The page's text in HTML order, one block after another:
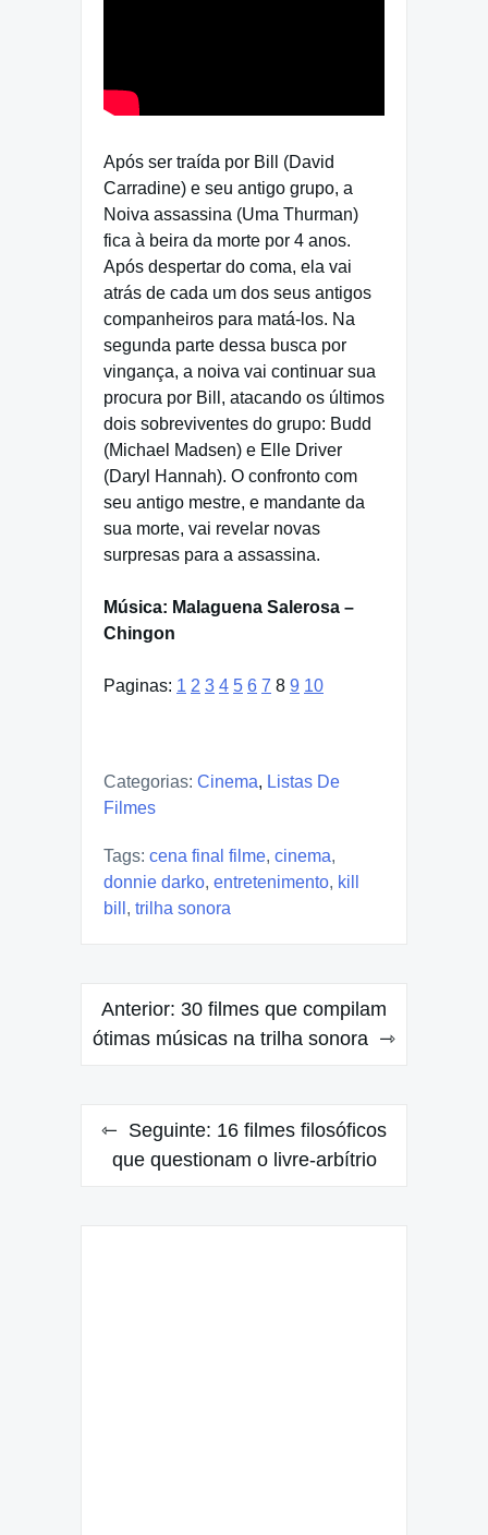
Após ser traída por Bill (David
Carradine) e seu antigo grupo, a
Noiva assassina (Uma Thurman)
fica à beira da morte por 4 anos.
Após despertar do coma, ela vai
atrás de cada um dos seus antigos
companheiros para matá-los. Na
segunda parte dessa busca por
vingança, a noiva vai continuar sua
procura por Bill, atacando os últimos
dois sobreviventes do grupo: Budd
(Michael Madsen) e Elle Driver
(Daryl Hannah). O confronto com
seu antigo mestre, e mandante da
sua morte, vai revelar novas
surpresas para a assassina.
Música: Malaguena Salerosa –
Chingon
Paginas: 1 2 3 4 5 6 7 8 9 10
Categorias: Cinema, Listas De
Filmes
Tags: cena final filme, cinema,
donnie darko, entretenimento, kill
bill , trilha sonora
Navegação
de
Anterior: 30 filmes que compilam
ótimas músicas na trilha sonora
Seguinte: 16 filmes filosóficos
que questionam o livre-arbítrio